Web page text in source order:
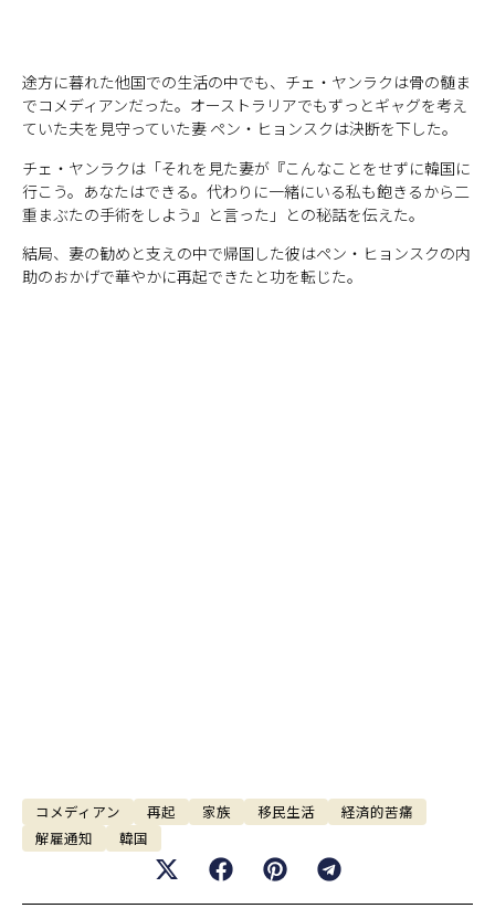
途方に暮れた他国での生活の中でも、チェ・ヤンラクは骨の髄ま
でコメディアンだった。オーストラリアでもずっとギャグを考え
ていた夫を見守っていた妻 ペン・ヒョンスクは決断を下した。
チェ・ヤンラクは「それを見た妻が『こんなことをせずに韓国に
行こう。あなたはできる。代わりに一緒にいる私も飽きるから二
重まぶたの手術をしよう』と言った」との秘話を伝えた。
結局、妻の勧めと支えの中で帰国した彼はペン・ヒョンスクの内
助のおかげで華やかに再起できたと功を転じた。
コメディアン 再起 家族 移民生活
経済的苦痛
解雇通知
韓国